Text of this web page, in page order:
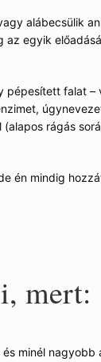
alábecsülik
egyik
pépesített falat –
rágás
én mindig
mert:
minél nagyobb